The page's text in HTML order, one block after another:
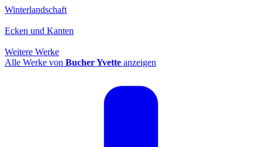
Winterlandschaft
Ecken und Kanten
Weitere Werke
Alle Werke von Bucher Yvette anzeigen